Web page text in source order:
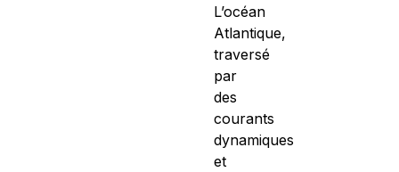
L’océan
Atlantique,
traversé
par
des
courants
dynamiques
et